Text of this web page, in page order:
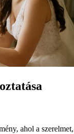
ahol a szerelmet,